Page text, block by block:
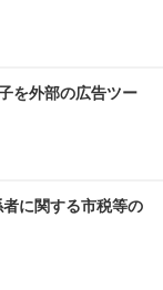
を外部の広告ツー
に関する市税等の